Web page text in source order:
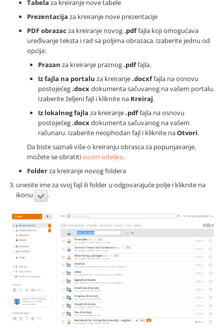
Tabela za kreiranje nove tabele
Prezentacija za kreiranje nove prezentacije
PDF obrazac za kreiranje novog.pdffajla koji omogućava
uređivanje teksta i rad sa poljima obrazaca. Izaberite jednu od
opcija:
Prazan za kreiranje praznog.pdffajla.
Iz fajla na portalu za kreiranje.docxffajla na osnovu
postojećeg.docxdokumenta sačuvanog na vašem portalu.
Izaberite željeni fajl i kliknite na Kreiraj.
Iz lokalnog fajla za kreiranje.pdffajla na osnovu
postojećeg.docxdokumenta sačuvanog na vašem
računaru. Izaberite neophodan fajl i kliknite naOtvori.
Da biste saznali više o kreiranju obrasca za popunjavanje,
možete se obratitiovom odeljku.
Folderza kreiranje novog foldera
unesite ime za svoj fajl ili folder u odgovarajuće polje i kliknite na
ikonu
.